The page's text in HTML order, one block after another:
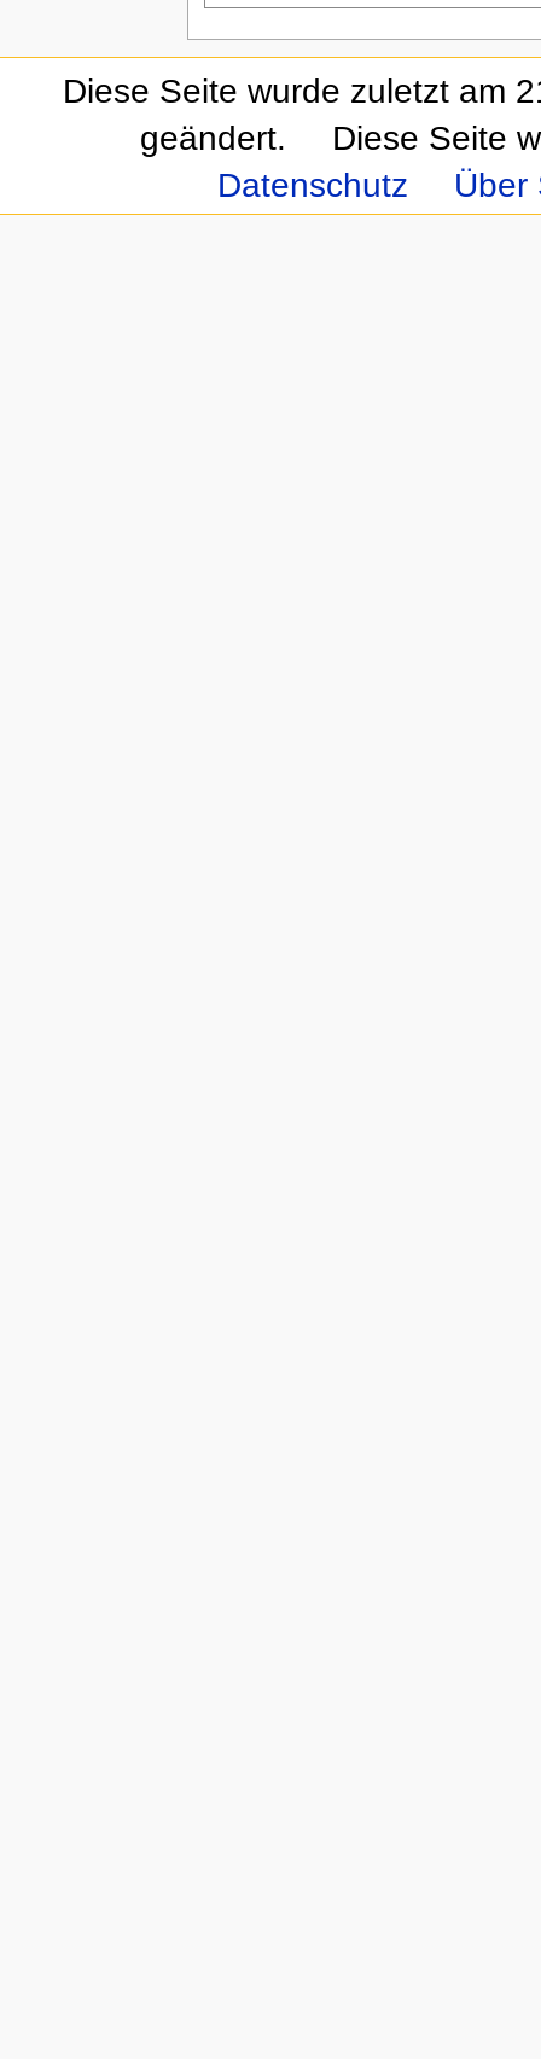
Diese Seite wurde zuletzt am
geändert.
Diese Seite
Datenschutz
Über